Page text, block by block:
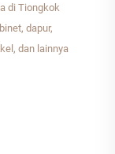
di Tiongkok
dapur,
dan lainnya